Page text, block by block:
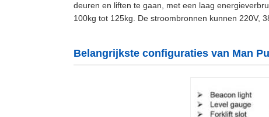
deuren en liften te gaan, met een laag
100kg tot 125kg. De stroombronnen kunnen 220V,
Belangrijkste configuraties van Man